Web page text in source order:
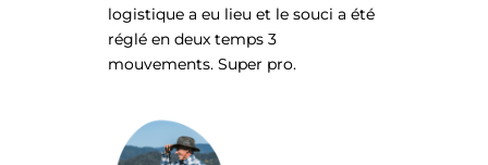
logistique a eu lieu et le souci a été
réglé en deux temps 3
mouvements. Super pro.